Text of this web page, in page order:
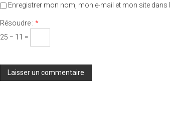
Enregistrer mon nom, mon e-mail et mon site
Résoudre : *
25 − 11 =